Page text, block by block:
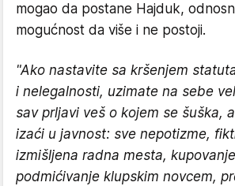
mogao da postane Hajduk,
mogućnost da više i ne postoji.
"Ako nastavite sa kršenjem
i nelegalnosti, uzimate na sebe
sav prljavi veš o kojem se šuška,
izaći u javnost: sve nepotizme,
izmišljena radna mesta,
podmićivanje klupskim novcem,